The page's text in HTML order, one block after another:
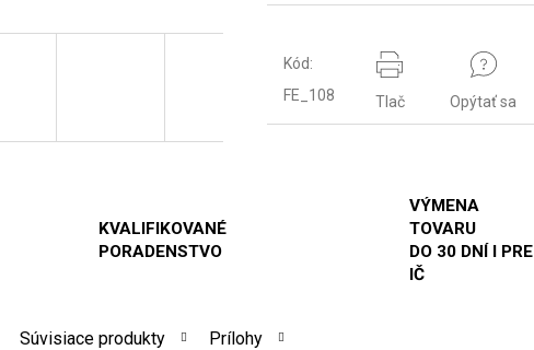
Kód:
FE_108
Tlač Opýtať sa
KVALIFIKOVANÉ
PORADENSTVO
VÝMENA
TOVARU
DO 30 DNÍ I PRE
IČ
Súvisiace produkty Prílohy